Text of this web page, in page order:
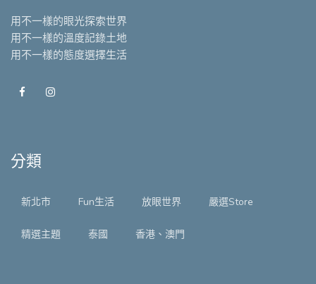
用不一樣的眼光探索世界
用不一樣的溫度記錄土地
用不一樣的態度選擇生活
分類
新北市 Fun生活 放眼世界 嚴選Store
精選主題 泰國 香港、澳門